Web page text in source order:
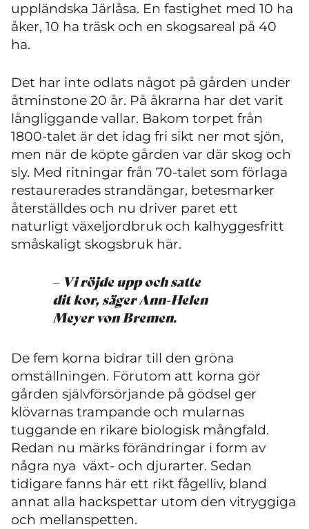
uppländska Järlåsa. En fastighet med 10 ha
åker, 10 ha träsk och en skogsareal på 40
ha.
Det har inte odlats något på gården under
åtminstone 20 år. På åkrarna har det varit
långliggande vallar. Bakom torpet från
1800-talet är det idag fri sikt ner mot sjön,
men när de köpte gården var där skog och
sly. Med ritningar från 70-talet som förlaga
restaurerades strandängar, betesmarker
återställdes och nu driver paret ett
naturligt växeljordbruk och kalhyggesfritt
småskaligt skogsbruk här.
– Vi röjde upp och satte
dit kor, säger Ann-Helen
Meyer von Bremen.
De fem korna bidrar till den gröna
omställningen. Förutom att korna gör
gården självförsörjande på gödsel ger
klövarnas trampande och mularnas
tuggande en rikare biologisk mångfald.
Redan nu märks förändringar i form av
några nya växt- och djurarter. Sedan
tidigare fanns här ett rikt fågelliv, bland
annat alla hackspettar utom den vitryggiga
och mellanspetten.